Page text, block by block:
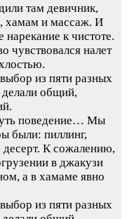
там девичник,
хамам и массаж. И
к чистоте.
чувствовался налет
из пяти разных
общий,
поведение… Мы
были: пиллинг,
К сожалению,
в джакузи
а в хамаме явно
из пяти разных